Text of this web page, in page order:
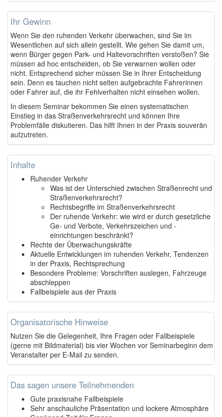
Ihr Gewinn
Wenn Sie den ruhenden Verkehr überwachen, sind Sie im
Wesentlichen auf sich allein gestellt. Wie gehen Sie damit um,
wenn Bürger gegen Park- und Haltevorschriften verstoßen? Sie
müssen ad hoc entscheiden, ob Sie verwarnen wollen oder
nicht. Entsprechend sicher müssen Sie in Ihrer Entscheidung
sein. Denn es tauchen nicht selten aufgebrachte Fahrerinnen
oder Fahrer auf, die ihr Fehlverhalten nicht einsehen wollen.
In diesem Seminar bekommen Sie einen systematischen
Einstieg in das Straßenverkehrsrecht und können Ihre
Problemfälle diskutieren. Das hilft Ihnen in der Praxis souverän
aufzutreten.
Inhalte
Ruhender Verkehr
Was ist der Unterschied zwischen Straßenrecht und
Straßenverkehrsrecht?
Rechtsbegriffe im Straßenverkehrsrecht
Der ruhende Verkehr: wie wird er durch gesetzliche
Ge- und Verbote, Verkehrszeichen und -
einrichtungen beschränkt?
Rechte der Überwachungskräfte
Aktuelle Entwicklungen im ruhenden Verkehr, Tendenzen
in der Praxis, Rechtsprechung
Besondere Probleme: Vorschriften auslegen, Fahrzeuge
abschleppen
Fallbeispiele aus der Praxis
Organisatorische Hinweise
Nutzen Sie die Gelegenheit, Ihre Fragen oder Fallbeispiele
(gerne mit Bildmaterial) bis vier Wochen vor Seminarbeginn dem
Veranstalter per E-Mail zu senden.
Das sagen unsere Teilnehmenden
Gute praxisnahe Fallbeispiele
Sehr anschauliche Präsentation und lockere Atmosphäre